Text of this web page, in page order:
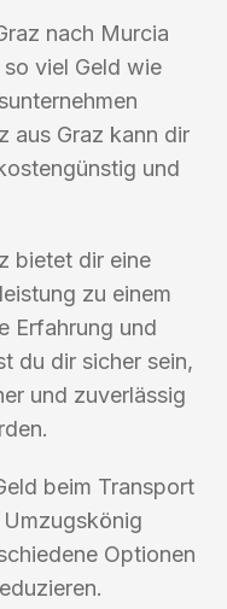
nach Murcia
viel Geld wie
aus Graz kann dir
und
bietet dir eine
zu einem
Erfahrung und
du dir sicher sein,
und zuverlässig
beim Transport
Optionen